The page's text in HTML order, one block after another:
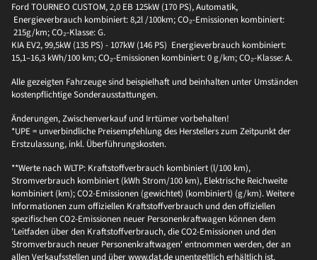
Ford TOURNEO CUSTOM, 2,0 EB 125kW (170 PS), Automatik,
Energieverbrauch kombiniert: 8,2l /100km; CO₂-Emissionen kombiniert:
215g/km; CO₂-Klasse: G.
KIA EV2, 99,5kW (135 PS) - 107kW (146 PS) Energieverbrauch kombiniert:
15,1–16,3 kWh/100 km; CO₂-Emissionen kombiniert: 0 g/km; CO₂-Klasse: A.
Alle gezeigten Fahrzeuge sind beispielhaft und beinhalten unter Umständen
kostenpflichtige Sonderausstattungen.
Änderungen, Zwischenverkauf und Irrtümer vorbehalten!
*UPE = unverbindliche Preisempfehlung des Herstellers zum Zeitpunkt der
Erstzulassung, inkl. Überführungskosten.
**Werte nach WLTP: Kraftstoffverbrauch kombiniert (l/100 km),
Stromverbrauch kombiniert (kWh Strom/100 km), Elektrische Reichweite
kombiniert (km); CO2-Emissionen (gewichtet) (kombiniert) (g/km). Weitere
Informationen zum offiziellen Kraftstoffverbrauch und den offiziellen
spezifischen CO2-Emissionen neuer Personenkraftwagen können dem
'Leitfaden über den Kraftstoffverbrauch, die CO2-Emissionen und den
Stromverbrauch neuer Personenkraftwagen' entnommen werden, der an
allen Verkaufsstellen und über www.dat.de unentgeltlich erhältlich ist.